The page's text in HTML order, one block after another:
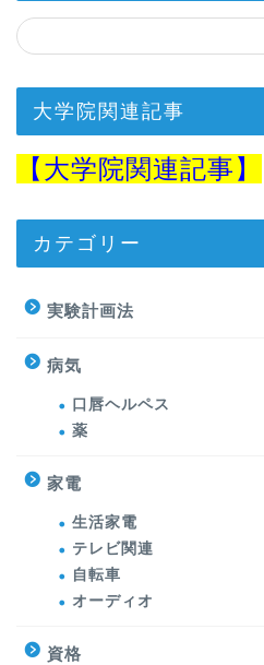
大学院関連記事
【 大学院関連記事】
カテゴリー
実験計画法
病気
口唇ヘルペス
薬
家電
生活家電
テレビ関連
自転車
オーディオ
資格